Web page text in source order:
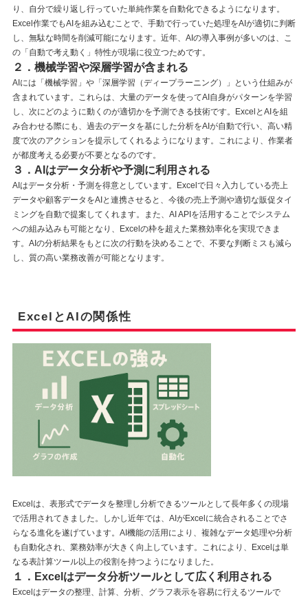
り、自分で繰り返し行っていた単純作業を自動化できるようになります。
Excel作業でもAIを組み込むことで、手動で行っていた処理をAIが適切に判断
し、無駄な時間を削減可能になります。近年、AIの導入事例が多いのは、こ
の「自動で考え動く」特性が現場に役立つためです。
２．機械学習や深層学習が含まれる
AIには「機械学習」や「深層学習（ディープラーニング）」という仕組みが
含まれています。これらは、大量のデータを使ってAI自身がパターンを学習
し、次にどのように動くのが適切かを予測できる技術です。ExcelとAIを組
み合わせる際にも、過去のデータを基にした分析をAIが自動で行い、高い精
度で次のアクションを提示してくれるようになります。これにより、作業者
が都度考える必要が不要となるのです。
３．AIはデータ分析や予測に利用される
AIはデータ分析・予測を得意としています。Excelで日々入力している売上
データや顧客データをAIと連携させると、今後の売上予測や適切な販促タイ
ミングを自動で提案してくれます。また、AI APIを活用することでシステム
への組み込みも可能となり、Excelの枠を超えた業務効率化を実現できま
す。AIの分析結果をもとに次の行動を決めることで、不要な判断ミスも減ら
し、質の高い業務改善が可能となります。
ExcelとAIの関係性
Excelは、表形式でデータを整理し分析できるツールとして長年多くの現場
で活用されてきました。しかし近年では、AIがExcelに統合されることでさ
らなる進化を遂げています。AI機能の活用により、複雑なデータ処理や分析
も自動化され、業務効率が大きく向上しています。これにより、Excelは単
なる表計算ツール以上の役割を持つようになりました。
１．Excelはデータ分析ツールとして広く利用される
Excelはデータの整理、計算、分析、グラフ表示を容易に行えるツールで